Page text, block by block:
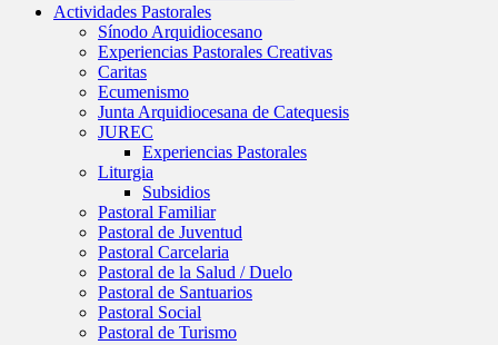
Actividades Pastorales
Sínodo Arquidiocesano
Experiencias Pastorales Creativas
Caritas
Ecumenismo
Junta Arquidiocesana de Catequesis
JUREC
Experiencias Pastorales
Liturgia
Subsidios
Pastoral Familiar
Pastoral de Juventud
Pastoral Carcelaria
Pastoral de la Salud / Duelo
Pastoral de Santuarios
Pastoral Social
Pastoral de Turismo